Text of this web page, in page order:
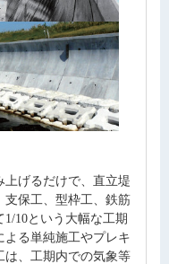
げるだけで、直立堤
支保工、型枠工、鉄筋
10という大幅な工期
る単純施工やプレキ
は、工期内での気象等